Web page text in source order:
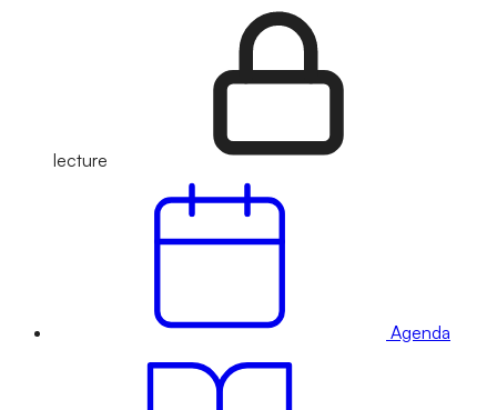
lecture
Agenda